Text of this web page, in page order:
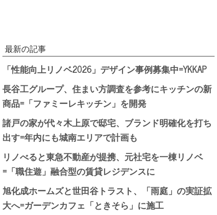
最新の記事
「性能向上リノベ2026」デザイン事例募集中=YKKAP
長谷工グループ、住まい方調査を参考にキッチンの新
商品=「ファミーレキッチン」を開発
諸戸の家が代々木上原で邸宅、ブランド明確化を打ち
出す=年内にも城南エリアで計画も
リノべると東急不動産が提携、元社宅を一棟リノベ
=「職住遊」融合型の賃貸レジデンスに
旭化成ホームズと世田谷トラスト、「雨庭」の実証拡
大へ=ガーデンカフェ「ときそら」に施工